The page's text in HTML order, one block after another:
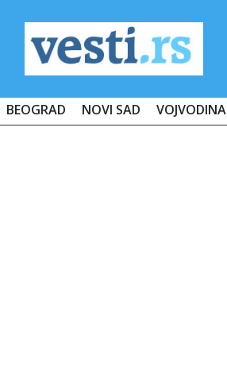
BEOGRAD NOVI SAD VOJVODINA